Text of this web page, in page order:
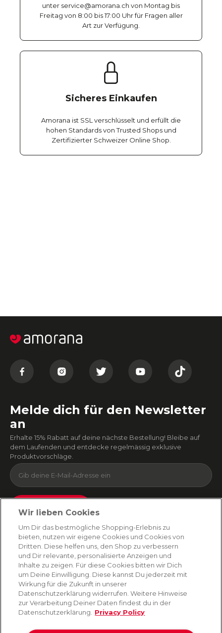
unter service@amorana.ch von Montag bis
Freitag von 8:00 bis 17:00 Uhr für Fragen aller
Art zur Verfügung.
Sicheres Einkaufen
Amorana ist SSL verschlüsselt und erfüllt die
hohen Standards von Trusted Shops und
Zertifizierter Schweizer Online Shop.
Melde dich für den Newsletter
an
Erhalte 15% Rabatt auf deine nächste Bestellung! Bleibe auf
dem Laufenden und entdecke regelmässig exklusive
Produktvorschläge.
Absenden
Du kannst dich jederzeit von unserem Newsletter abmelden. Indem du fortfährst, stimmst
du unseren E-Mail-Bedingungenund Datenschutzbestimmungen zu
AMORANA
MARKEN
SERVICE
Wir lieben Cookies
Um Dir das bestmögliche Shopping-Erlebnis zu
bieten, nutzen wir eigene Cookies und Cookies von
Dritten. Diese helfen uns, den Shop zu verbessern
und Dir relevante, personalisierte Anzeigen und
Inhalte zu zeigen. Für diese Cookies bitten wir Dich
um Deine Einwilligung. Diese kannst Du jederzeit mit
Wirkung für die Zukunft in unserer
Datenschutzerklärung widerrufen. Weitere Hinweise
zur Verarbeitung Deiner Daten findest du in der
Datenschutzerklärung.
Privacy Policy